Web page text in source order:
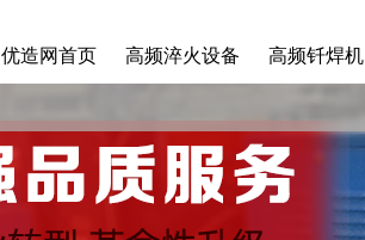
优造网首页 高频淬火设备 高频钎焊机